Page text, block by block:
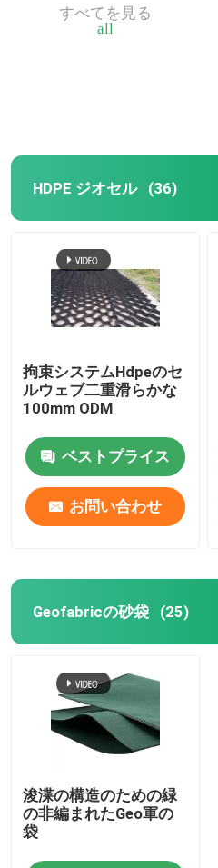
all
すべてを見る
HDPE ジオセル (36)
拘束システムHdpeのセ
ルウェブ二重滑らかな
100mm ODM
ベストプライス
お問い合わせ
Geofabricの砂袋 (25)
浚渫の構造のための緑
の非編まれたGeo軍の
袋